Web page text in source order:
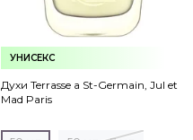
УНИСЕКС
Духи Terrasse a St-Germain, Jul et
Mad Paris